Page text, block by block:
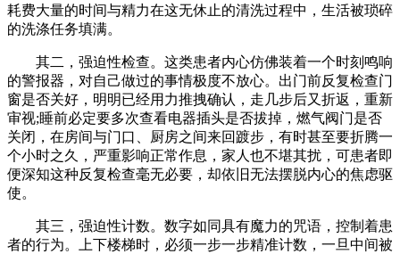
耗费大量的时间与精力在这无休止的清洗过程中，生活被琐碎
的洗涤任务填满。
其二，强迫性检查。这类患者内心仿佛装着一个时刻鸣响
的警报器，对自己做过的事情极度不放心。出门前反复检查门
窗是否关好，明明已经用力推拽确认，走几步后又折返，重新
审视;睡前必定要多次查看电器插头是否拔掉，燃气阀门是否
关闭，在房间与门口、厨房之间来回踱步，有时甚至要折腾一
个小时之久，严重影响正常作息，家人也不堪其扰，可患者即
便深知这种反复检查毫无必要，却依旧无法摆脱内心的焦虑驱
使。
其三，强迫性计数。数字如同具有魔力的咒语，控制着患
者的行为。上下楼梯时，必须一步一步精准计数，一旦中间被